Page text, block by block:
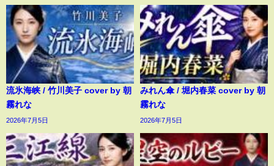
流氷海峡 / 竹川美子 cover by 朝
霧れな
2026年7月5日
みれん傘 / 堀内春菜 cover by 朝
霧れな
2026年7月5日